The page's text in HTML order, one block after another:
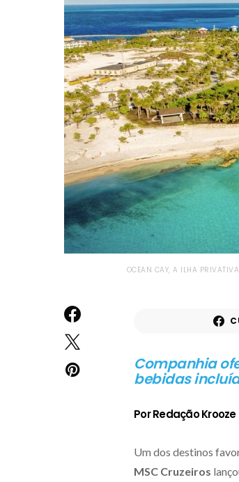
OCEAN CAY, A ILHA
Companhia
bebidas
Por Redação Krooze
Um dos destinos
MSC Cruzeiros